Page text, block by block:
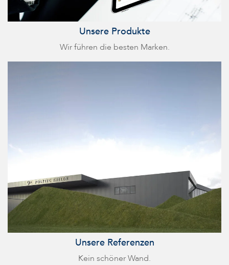
Unsere Produkte
Wir führen die besten Marken.
Unsere Referenzen
Kein schöner Wand.